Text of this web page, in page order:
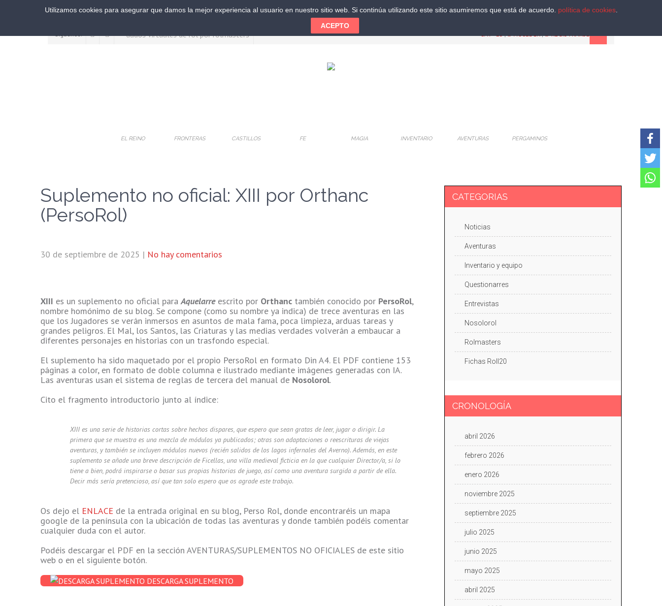
Síguenos: CAT-ES| ACCEDER| REGISTRARSE
EL REINO FRONTERAS CASTILLOS FE MAGIA INVENTARIO AVENTURAS PERGAMINOS
Suplemento no oficial: XIII por Orthanc
(PersoRol)
30 de septiembre de 2025 | No hay comentarios
XIII es un suplemento no oficial paraAquelarre escrito por Orthanc también conocido por PersoRol,
nombre homónimo de su blog. Se compone (como su nombre ya indica) de trece aventuras en las
que los Jugadores se verán inmersos en asuntos de mala fama, poca limpieza, arduas tareas y
grandes peligros. El Mal, los Santos, las Criaturas y las medias verdades volverán a embaucar a
diferentes personajes en historias con un trasfondo especial.
El suplemento ha sido maquetado por el propio PersoRol en formato Din A4. El PDF contiene 153
páginas a color, en formato de doble columna e ilustrado mediante imágenes generadas con IA.
Las aventuras usan el sistema de reglas de tercera del manual de Nosolorol.
Cito el fragmento introductorio junto al índice:
XIII es una serie de historias cortas sobre hechos dispares, que espero que sean gratas de leer, jugar o dirigir. La
primera que se muestra es una mezcla de módulos ya publicados; otras son adaptaciones o reescrituras de viejas
aventuras, y también se incluyen módulos nuevos (recién salidos de los lagos infernales del Averno). Además, en este
suplemento se añade una breve descripción de Ficellas, una villa medieval ficticia en la que cualquier Director/a, si lo
tiene a bien, podrá inspirarse o basar sus propias historias de juego, así como una aventura surgida a partir de ella.
Decir más sería pretencioso, así que tan solo espero que os agrade este trabajo.
Os dejo el ENLACE de la entrada original en su blog, Perso Rol, donde encontraréis un mapa
google de la península con la ubicación de todas las aventuras y donde también podéis comentar
cualquier duda con el autor.
Podéis descargar el PDF en la sección AVENTURAS/SUPLEMENTOS NO OFICIALES de este sitio
web o en el siguiente botón.
DESCARGA SUPLEMENTO
CATEGORIAS
Noticias
Aventuras
Inventario y equipo
Questionarres
Entrevistas
Nosolorol
Rolmasters
Fichas Roll20
CRONOLOGÍA
abril 2026
febrero 2026
enero 2026
noviembre 2025
septiembre 2025
julio 2025
junio 2025
mayo 2025
abril 2025
Utilizamos cookies para asegurar que damos la mejor experiencia al usuario en nuestro sitio web. Si continúa utilizando este sitio asumiremos que está de acuerdo. política de cookies.
ACEPTO